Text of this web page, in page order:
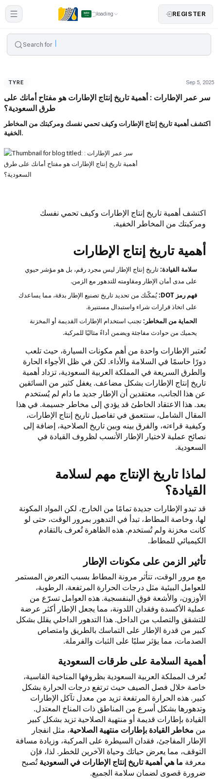
loading REGISTER
Search for
TYRE Sep 5, 2025
سر عمر الإطارات : أهمية تاريخ إنتاج الإطارات هو مفتاح أمانك على
طرق السعودية؟
اكتشف أهمية تاريخ إنتاج الإطارات وكيف تحمي نفسك ومركبتك من المخاطر
الخفية.
اكتشف أهمية تاريخ إنتاج الإطارات وكيف تحمي نفسك
ومركبتك من المخاطر الخفية.
أهمية تاريخ إنتاج الإطارات
سلامة القيادة:تاريخ إنتاج الإطار ليس مجرد رقم، بل هو مؤشر حيوي
على مدى أمان الإطار ومقاومته للتدهور مع الزمن.
فهم رمز DOT:
يُمكّنك من تحديد تاريخ تصنيع الإطار بدقة، مما يساعدك
على اتخاذ قرارات شراء واستبدال مستنيرة.
الحماية من المخاطر:تجنب استخدام الإطارات القديمة أو المخزنة
يحميك من حوادث مفاجئة ويضمن أداءً مثاليًا للمركبة.
تُعتبر الإطارات واحدة من أهم مكونات السيارة، حيث تلعب
دورًا حاسمًا في السلامة والأداء. لكن في ظل الأجواء الحارة
والطرق السريعة في المملكة العربية السعودية، تزداد أهمية
تاريخ إنتاج الإطارات بشكل مضاعف. يغفل كثير من السائقين
عن هذا الجانب، معتقدين أن الإطار جديد ما دام لم يُستخدم
بعد. هذا الاعتقاد الخاطئ قد يؤدي إلى مخاطر جسيمة. في هذا
المقال الشامل، سنتعمق في تفاصيل تاريخ إنتاج الإطارات،
وكيفية قراءته، والفرق بينه وبين تاريخ الصلاحية، إضافة إلى
نصائح عملية لاختيار الإطار الأنسب لظروف القيادة في
السعودية.
لماذا تاريخ الإنتاج مهم لسلامة
القيادة؟
قد تبدو الإطارات جديدة تمامًا من الخارج، لكن المواد المكونة
لها، وخاصة المطاط، تبدأ في التدهور بمرور الوقت، حتى لو
كانت مخزنة ولم تُستخدم. هذه الظاهرة تُعرف بالتقادم
الكيميائي للمطاط.
تأثير الزمن على مكونات الإطار
مع مرور الوقت، تتأثر مرونة المطاط بسبب التعرض المستمر
للعوامل البيئية مثل درجات الحرارة المرتفعة، الرطوبة،
الأوزون، والأشعة فوق البنفسجية. هذه العوامل تسرّع من
عملية الأكسدة وفقدان اللدونة، مما يجعل الإطار أكثر عرضة
للتشقق والتصلب من الداخل. هذا التدهور الداخلي يقلل بشكل
كبير من قدرة الإطار على التماسك بالطريق وامتصاص
الصدمات، مما يؤثر سلبًا على الثبات والفرملة.
أهمية السلامة على طرقات السعودية
تُعرف المملكة العربية السعودية بظروفها المناخية القاسية،
خاصة خلال فصل الصيف حيث ترتفع درجات الحرارة بشكل
كبير. هذه الحرارة المرتفعة تزيد من معدل تآكل الإطارات
وتدهورها بشكل أسرع من المناطق ذات المناخ المعتدل.
القيادة بإطارات قديمة أو منتهية الصلاحية تزيد بشكل كبير
من مخاطر القيادة بإطارات منتهية الصلاحية، مثل انفجار
الإطار المفاجئ، فقدان السيطرة على المركبة، وزيادة مسافة
التوقف، مما يعرض حياتك وحياة الآخرين للخطر. لذا، فإن
معرفة ما هي أهمية تاريخ إنتاج الإطارات في السعوديةتُصبح
ضرورة قصوى لضمان سلامة الجميع.